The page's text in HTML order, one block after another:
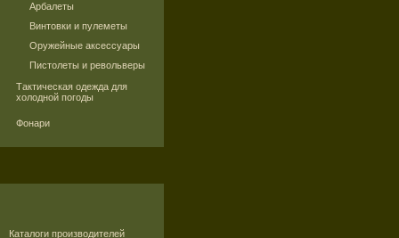
Арбалеты
Винтовки и пулеметы
Оружейные аксессуары
Пистолеты и револьверы
Тактическая одежда для
холодной погоды
Фонари
Каталоги производителей